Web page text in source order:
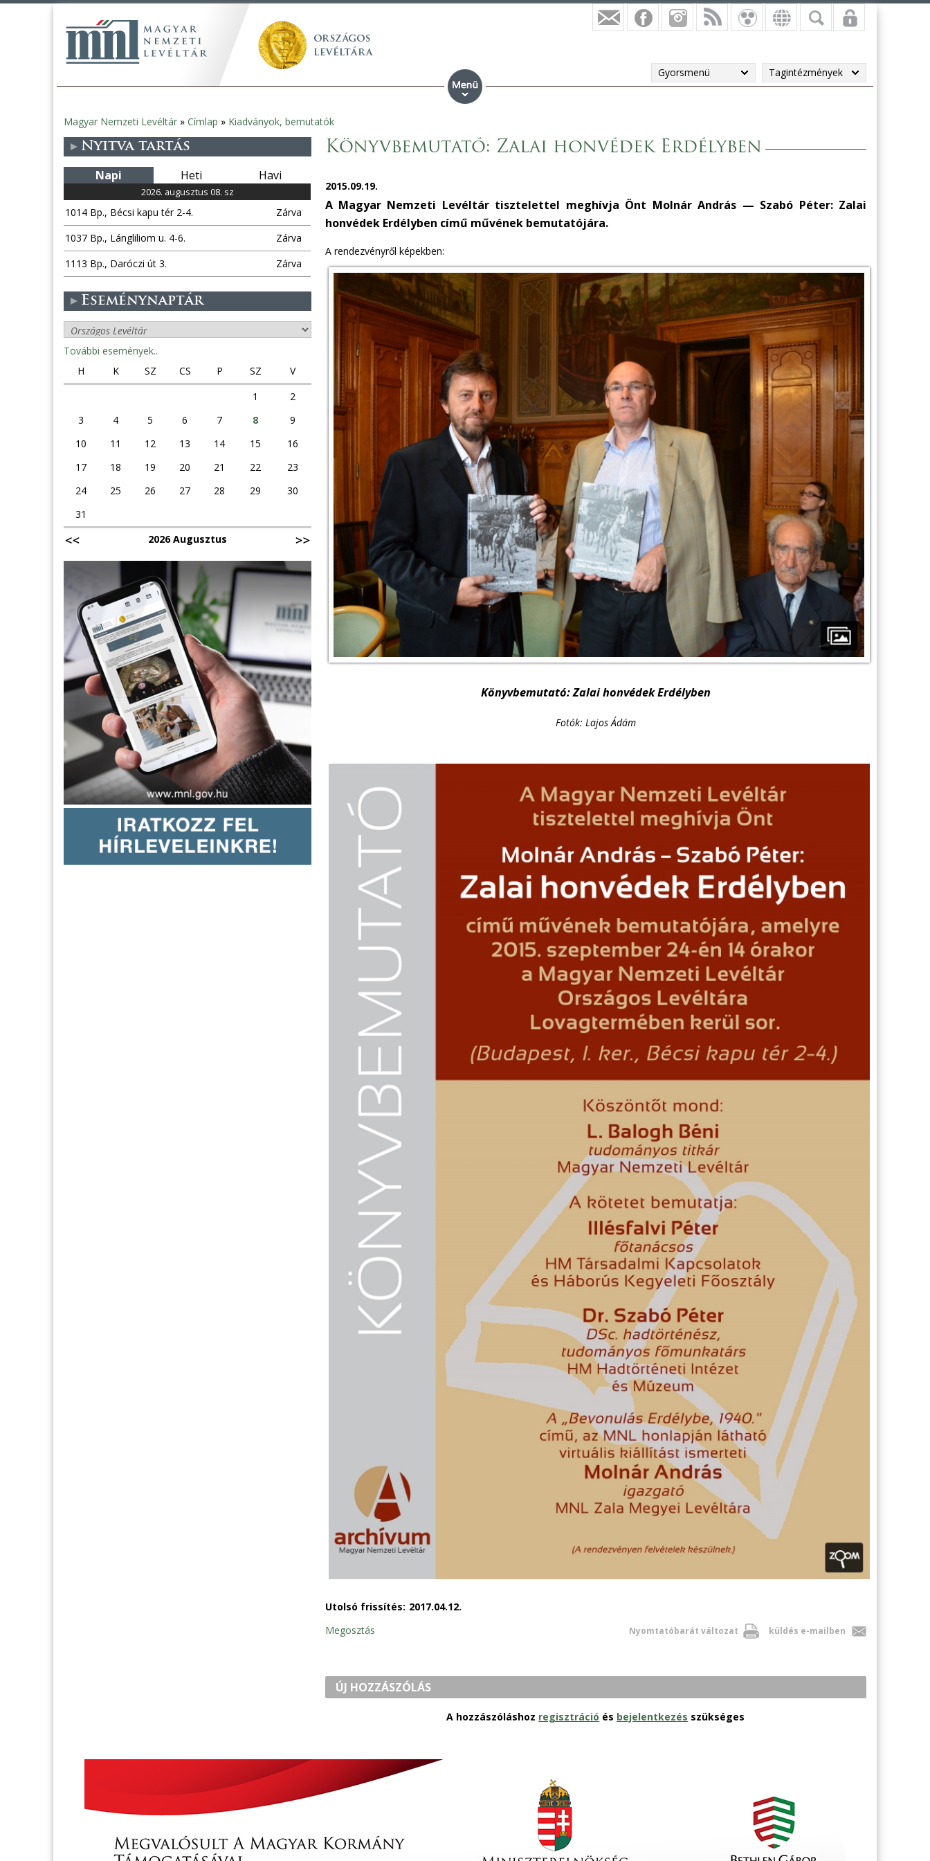
Gyorsmenü Tagintézmények
Jelenlegi
hely
Magyar Nemzeti Levéltár » Címlap » Kiadványok, bemutatók
Könyvbemutató: Zalai honvédek Erdélyben
2015.09.19.
A Magyar Nemzeti Levéltár tisztelettel meghívja Önt Molnár András — Szabó Péter: Zalai
honvédek Erdélyben című művének bemutatójára.
A rendezvényről képekben:
Könyvbemutató: Zalai honvédek Erdélyben
Fotók: Lajos Ádám
Utolsó frissítés: 2017.04.12.
Nyomtatóbarát változat küldés e-mailben
Megosztás
ÚJ HOZZÁSZÓLÁS
A hozzászóláshoz regisztráció és bejelentkezés szükséges
Nyitva tartás
Napi Heti Havi
2026. augusztus 08. sz
1014 Bp., Bécsi kapu tér 2-4.
Zárva
1037 Bp., Lángliliom u. 4-6.
Zárva
1113 Bp., Daróczi út 3.
Zárva
Eseménynaptár
További események..
H
K SZ CS P SZ
V
1
2
3
4 5 6 7 8
9
10
11 12 13 14 15
16
17
18 19 20 21 22
23
24
25 26 27 28 29
30
31
2026 Augusztus